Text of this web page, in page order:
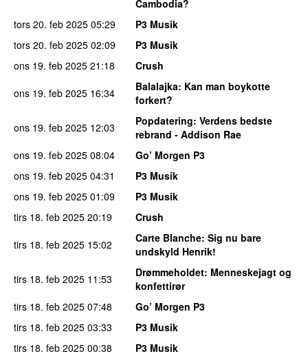
Cambodia?
tors 20. feb 2025 05:29
P3 Musik
tors 20. feb 2025 02:09
P3 Musik
ons 19. feb 2025 21:18
Crush
ons 19. feb 2025 16:34 Balalajka: Kan man boykotte
forkert?
ons 19. feb 2025 12:03 Popdatering: Verdens bedste
rebrand - Addison Rae
ons 19. feb 2025 08:04
Go’ Morgen P3
ons 19. feb 2025 04:31
P3 Musik
ons 19. feb 2025 01:09
P3 Musik
tirs 18. feb 2025 20:19
Crush
tirs 18. feb 2025 15:02 Carte Blanche: Sig nu bare
undskyld Henrik!
tirs 18. feb 2025 11:53 Drømmeholdet: Menneskejagt og
konfettirør
tirs 18. feb 2025 07:48
Go’ Morgen P3
tirs 18. feb 2025 03:33
P3 Musik
tirs 18. feb 2025 00:38
P3 Musik